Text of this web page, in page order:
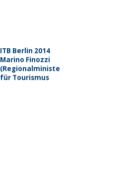
ITB Berlin 2014
Marino Finozzi
(Regionalminister
für Tourismus